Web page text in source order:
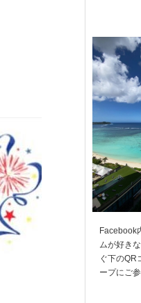
Facebook
ムが好き
ぐ下のQR
ープにご